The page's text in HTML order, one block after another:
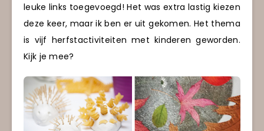
leuke links toegevoegd! Het was extra lastig kiezen
deze keer, maar ik ben er uit gekomen. Het thema
is vijf herfstactiviteiten met kinderen geworden.
Kijk je mee?